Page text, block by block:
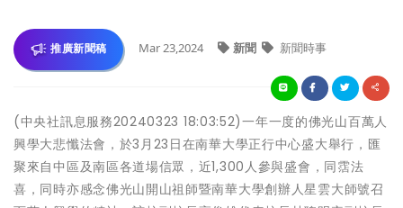
推廣新聞稿 Mar 23,2024 新聞 新聞時事
(中央社訊息服務20240323 18:03:52)一年一度的佛光山百萬人
興學大悲懺法會，於3月23日在南華大學正行中心盛大舉行，匯
聚來自中區及南區各道場信眾，近1,300人參與盛會，同霑法
喜，同時亦感念佛光山開山祖師暨南華大學創辦人星雲大師號召